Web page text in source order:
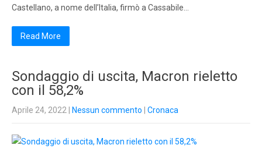
Castellano, a nome dell’Italia, firmò a Cassabile…
Read More
Sondaggio di uscita, Macron rieletto
con il 58,2%
Aprile 24, 2022 Nessun commento Cronaca